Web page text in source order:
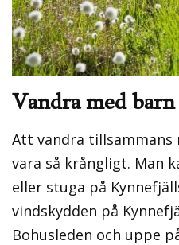
Vandra med barn
Att vandra tillsammans
vara så krångligt. Man
eller stuga på
vindskydden på
Bohusleden och uppe